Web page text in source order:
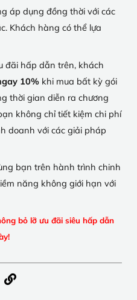
áp dụng đồng thời với các
Khách hàng có thể lựa
đãi hấp dẫn trên, khách
10% khi mua bất kỳ gói
thời gian diễn ra chương
không chỉ tiết kiệm chi phí
doanh với các giải pháp
bạn trên hành trình chinh
năng không giới hạn với
bỏ lỡ ưu đãi siêu hấp dẫn